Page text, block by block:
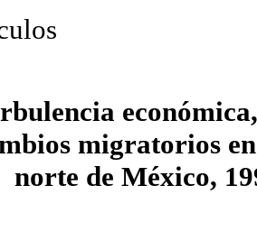
migratorios
norte de México,